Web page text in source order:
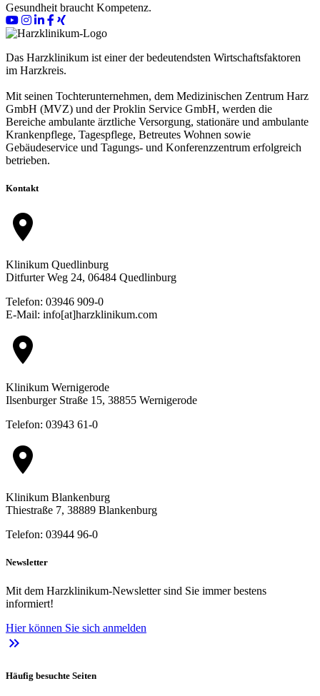
Gesundheit braucht Kompetenz.
Das Harzklinikum ist einer der bedeutendsten Wirtschaftsfaktoren
im Harzkreis.
Mit seinen Tochterunternehmen, dem Medizinischen Zentrum Harz
GmbH (MVZ) und der Proklin Service GmbH, werden die
Bereiche ambulante ärztliche Versorgung, stationäre und ambulante
Krankenpflege, Tagespflege, Betreutes Wohnen sowie
Gebäudeservice und Tagungs- und Konferenzzentrum erfolgreich
betrieben.
Kontakt
location_on
Klinikum Quedlinburg
Ditfurter Weg 24, 06484 Quedlinburg
Telefon: 03946 909-0
E-Mail: info[at]harzklinikum.com
location_on
Klinikum Wernigerode
Ilsenburger Straße 15, 38855 Wernigerode
Telefon: 03943 61-0
location_on
Klinikum Blankenburg
Thiestraße 7, 38889 Blankenburg
Telefon: 03944 96-0
Newsletter
Mit dem Harzklinikum-Newsletter sind Sie immer bestens
informiert!
Hier können Sie sich anmelden
keyboard_double_arrow_right
Häufig besuchte Seiten